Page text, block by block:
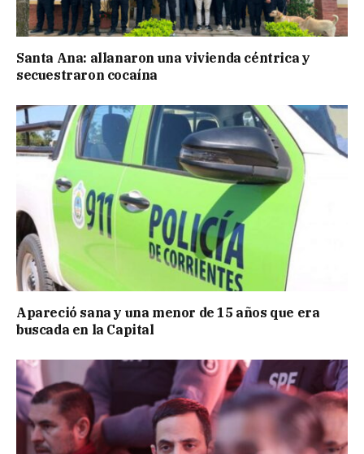
Santa Ana: allanaron una vivienda céntrica y
secuestraron cocaína
Apareció sana y una menor de 15 años que era
buscada en la Capital